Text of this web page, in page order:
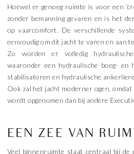
Hoewel er genoeg ruimte is voor een
zonder bemanning gevaren en is het
op vaarcomfort. De verschillende
eenvoudig om dit jacht te varen en aan
Zo worden er volledig hydraulische
waaronder een hydraulische boeg- en
stabilisatoren en hydraulische
Ook zal het jacht moderner ogen,
wordt opgenomen dan bij andere
EEN ZEE VAN
Veel binnenruimte staat centraal bij de